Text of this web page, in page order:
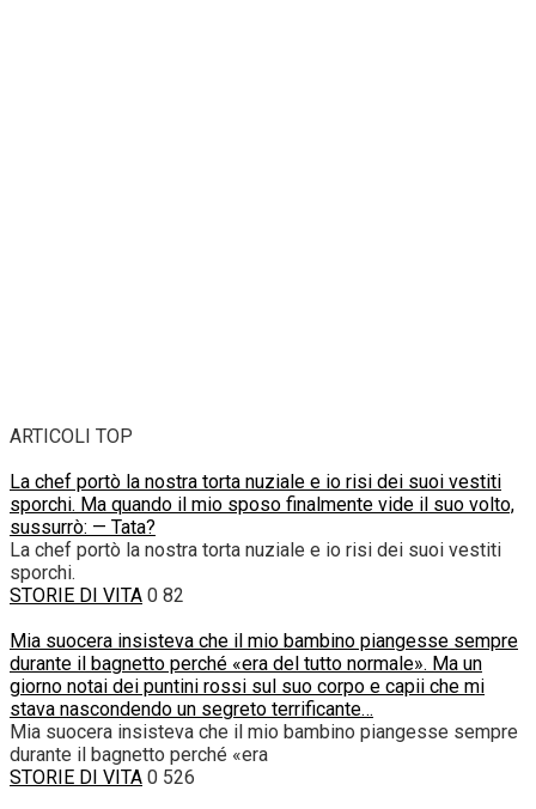
ARTICOLI TOP
La chef portò la nostra torta nuziale e io risi dei suoi vestiti
sporchi. Ma quando il mio sposo finalmente vide il suo volto,
sussurrò: — Tata?
La chef portò la nostra torta nuziale e io risi dei suoi vestiti
sporchi.
STORIE DI VITA 0 82
Mia suocera insisteva che il mio bambino piangesse sempre
durante il bagnetto perché «era del tutto normale». Ma un
giorno notai dei puntini rossi sul suo corpo e capii che mi
stava nascondendo un segreto terrificante…
Mia suocera insisteva che il mio bambino piangesse sempre
durante il bagnetto perché «era
STORIE DI VITA 0 526